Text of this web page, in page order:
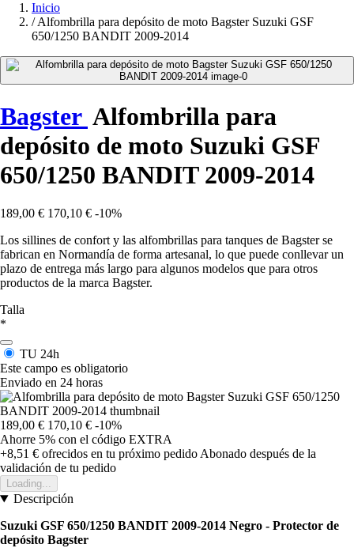
Inicio
/ Alfombrilla para depósito de moto Bagster Suzuki GSF
650/1250 BANDIT 2009-2014
Bagster Alfombrilla para
depósito de moto Suzuki GSF
650/1250 BANDIT 2009-2014
189,00 € 170,10 € -10%
Los sillines de confort y las alfombrillas para tanques de Bagster se
fabrican en Normandía de forma artesanal, lo que puede conllevar un
plazo de entrega más largo para algunos modelos que para otros
productos de la marca Bagster.
Talla
*
TU 24h
Este campo es obligatorio
Enviado en 24 horas
189,00 € 170,10 € -10%
Ahorre 5% con el código EXTRA
+8,51 € ofrecidos en tu próximo pedido Abonado después de la
validación de tu pedido
Loading...
Descripción
Suzuki GSF 650/1250 BANDIT 2009-2014 Negro - Protector de
depósito Bagster